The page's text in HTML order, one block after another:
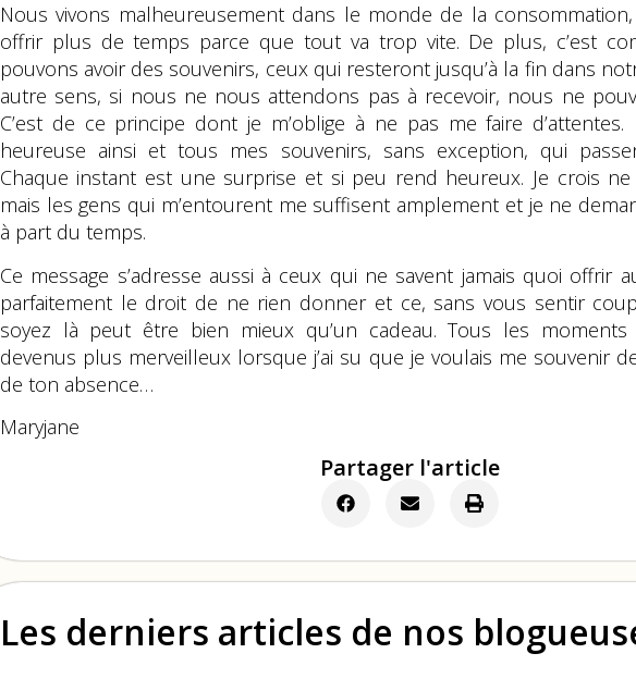
Nous vivons malheureusement dans le monde de la
offrir plus de temps parce que tout va trop vite. De plus, c’est
pouvons avoir des souvenirs, ceux qui resteront jusqu’à la fin dans
autre sens, si nous ne nous attendons pas à recevoir, nous ne
C’est de ce principe dont je m’oblige à ne pas me faire
heureuse ainsi et tous mes souvenirs, sans exception, qui
Chaque instant est une surprise et si peu rend heureux. Je crois
mais les gens qui m’entourent me suffisent amplement et je ne
à part du temps.
Ce message s’adresse aussi à ceux qui ne savent jamais quoi offrir
parfaitement le droit de ne rien donner et ce, sans vous sentir
soyez là peut être bien mieux qu’un cadeau. Tous les moments
devenus plus merveilleux lorsque j’ai su que je voulais me souvenir
de ton absence…
Maryjane
Partager l'article
Les derniers articles de nos